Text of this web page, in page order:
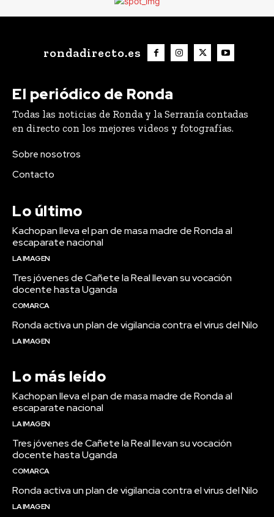
rondadirecto.es
El periódico de Ronda
Todas las noticias de Ronda y la Serranía contadas
en directo con los mejores videos y fotografías.
Sobre nosotros
Contacto
Lo último
Kachopan lleva el pan de masa madre de Ronda al
escaparate nacional
LA IMAGEN
Tres jóvenes de Cañete la Real llevan su vocación
docente hasta Uganda
COMARCA
Ronda activa un plan de vigilancia contra el virus del Nilo
LA IMAGEN
Lo más leído
Kachopan lleva el pan de masa madre de Ronda al
escaparate nacional
LA IMAGEN
Tres jóvenes de Cañete la Real llevan su vocación
docente hasta Uganda
COMARCA
Ronda activa un plan de vigilancia contra el virus del Nilo
LA IMAGEN